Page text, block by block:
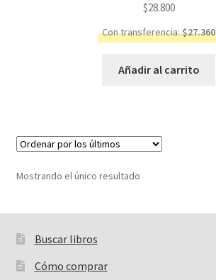
$28.800
Con transferencia:$27.360
Añadir al carrito
Mostrando el único resultado
Buscar libros
Buscar:
Cómo comprar